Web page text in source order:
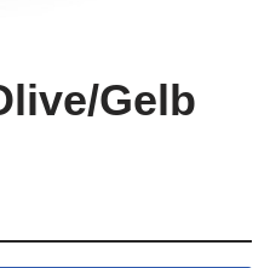
Gelb